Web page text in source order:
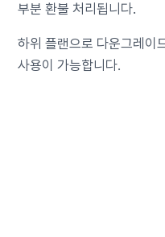
부분 환불 처리됩니다.
하위 플랜으로 다운그레이
사용이 가능합니다.